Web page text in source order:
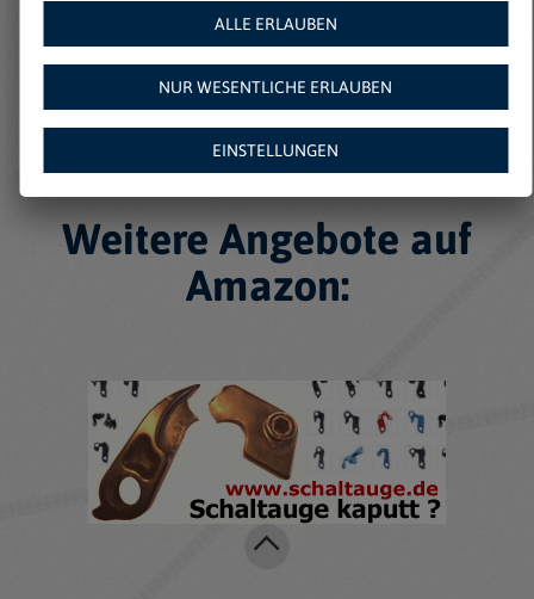
Weitere Angebote auf
Amazon:
ALLE ERLAUBEN
NUR WESENTLICHE ERLAUBEN
EINSTELLUNGEN